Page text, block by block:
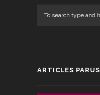
ARTICLES PARUS